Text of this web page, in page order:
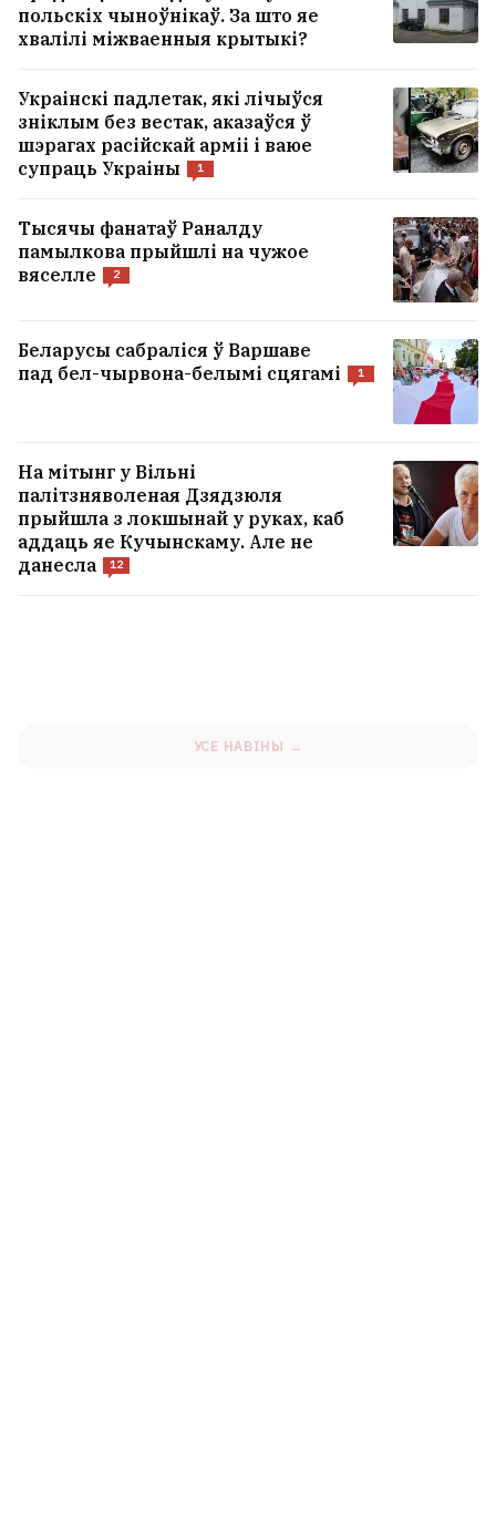
польскіх чыноўнікаў. За што яе
хвалілі міжваенныя крытыкі?
Украінскі падлетак, які лічыўся
зніклым без вестак, аказаўся ў
шэрагах расійскай арміі і ваюе
супраць Украіны
1
Тысячы фанатаў Раналду
памылкова прыйшлі на чужое
вяселле
2
Беларусы сабраліся ў Варшаве
пад бел-чырвона-белымі сцягамі
1
На мітынг у Вільні
палітзняволеная Дзядзюля
прыйшла з локшынай у руках, каб
аддаць яе Кучынскаму. Але не
данесла
12
Пальчыс заклікаў не перапісваць гісторыю 2020
У Кобрыне адбылася аварыя з удзелам
Дарафеева захапляецца Грэцыяй, а
Лебедзева лашчыць капібар у Тайландзе.
Дзе адпачываюць лукашэнкаўскія зоркі?
8
УСЕ НАВІНЫ →